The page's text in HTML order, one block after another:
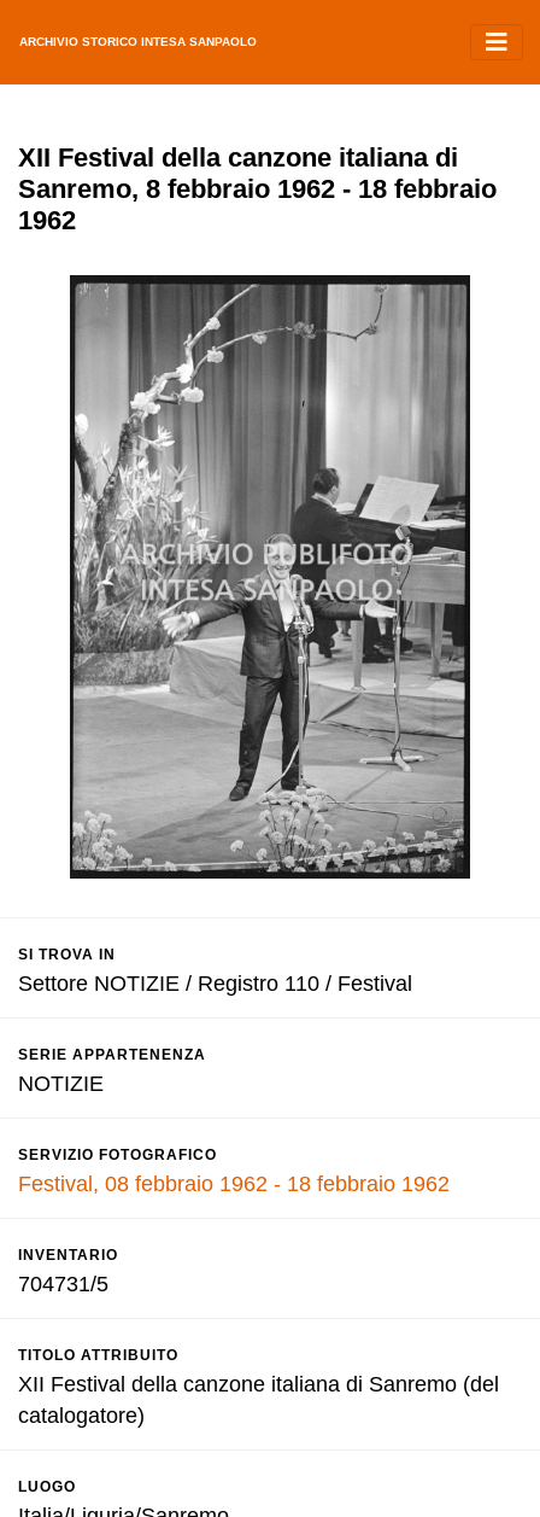
ARCHIVIO STORICO INTESA SANPAOLO
XII Festival della canzone italiana di
Sanremo, 8 febbraio 1962 - 18 febbraio
1962
SI TROVA IN
Settore NOTIZIE / Registro 110 / Festival
SERIE APPARTENENZA
NOTIZIE
SERVIZIO FOTOGRAFICO
Festival, 08 febbraio 1962 - 18 febbraio 1962
INVENTARIO
704731/5
TITOLO ATTRIBUITO
XII Festival della canzone italiana di Sanremo (del
catalogatore)
LUOGO